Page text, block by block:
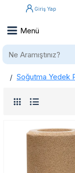
Giriş Yap
Ne
home
Soğutma Yedek